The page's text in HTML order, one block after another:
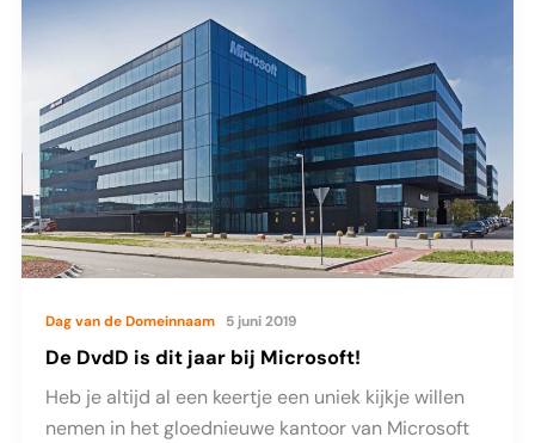
voor
op digitale
aanvallen
Dag van de Domeinnaam 5 juni 2019
De DvdD is dit jaar bij Microsoft!
Heb je altijd al een keertje een uniek kijkje willen
nemen in het gloednieuwe kantoor van Microsoft